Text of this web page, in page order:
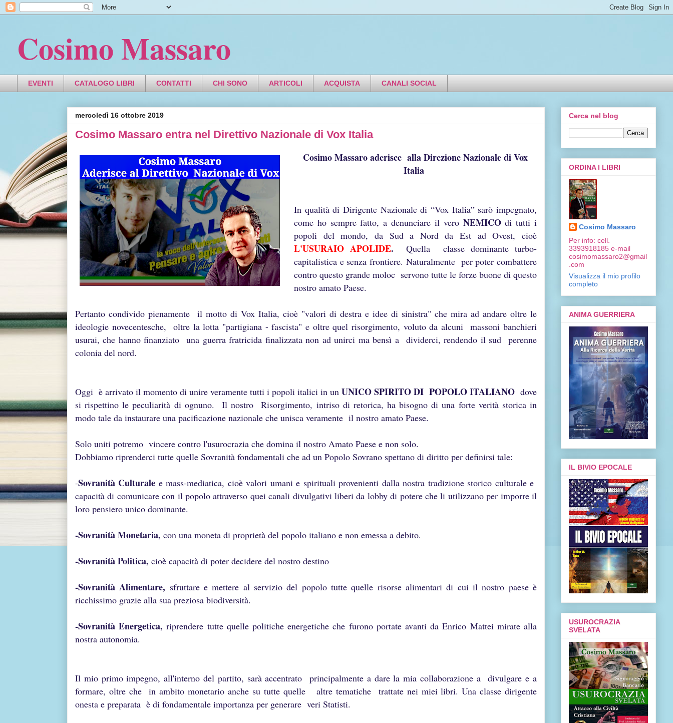
Cosimo Massaro
EVENTI CATALOGO LIBRI CONTATTI CHI SONO ARTICOLI ACQUISTA CANALI SOCIAL
mercoledì 16 ottobre 2019
Cosimo Massaro entra nel Direttivo Nazionale di Vox Italia
Cosimo Massaro aderisce alla Direzione Nazionale di Vox
Italia
In qualità di Dirigente Nazionale di “Vox Italia” sarò impegnato,
come ho sempre fatto, a denunciare il vero NEMICOdi tutti i
popoli del mondo, da Sud a Nord da Est ad Ovest, cioè
L'USURAIO APOLIDE. Quella classe dominante turbo-
capitalistica e senza frontiere. Naturalmente per poter combattere
contro questo grande moloc servono tutte le forze buone di questo
nostro amato Paese.
Pertanto condivido pienamente il motto di Vox Italia, cioè "valori di destra e idee di sinistra" che mira ad andare oltre le
ideologie novecentesche, oltre la lotta "partigiana - fascista" e oltre quel risorgimento, voluto da alcuni massoni banchieri
usurai, che hanno finanziato una guerra fratricida finalizzata non ad unirci ma bensì a dividerci, rendendo il sud perenne
colonia del nord.
Oggi è arrivato il momento di unire veramente tutti i popoli italici in un UNICO SPIRITO DI POPOLO ITALIANO dove
si rispettino le peculiarità di ognuno. Il nostro Risorgimento, intriso di retorica, ha bisogno di una forte verità storica in
modo tale da instaurare una pacificazione nazionale che unisca veramente il nostro amato Paese.
Solo uniti potremo vincere contro l'usurocrazia che domina il nostro Amato Paese e non solo.
Dobbiamo riprenderci tutte quelle Sovranità fondamentali che ad un Popolo Sovrano spettano di diritto per definirsi tale:
-Sovranità Culturale e mass-mediatica, cioè valori umani e spirituali provenienti dalla nostra tradizione storico culturale e
capacità di comunicare con il popolo attraverso quei canali divulgativi liberi da lobby di potere che li utilizzano per imporre il
loro pensiero unico dominante.
-Sovranità Monetaria, con una moneta di proprietà del popolo italiano e non emessa a debito.
-Sovranità Politica, cioè capacità di poter decidere del nostro destino
-Sovranità Alimentare, sfruttare e mettere al servizio del popolo tutte quelle risorse alimentari di cui il nostro paese è
ricchissimo grazie alla sua preziosa biodiversità.
-Sovranità Energetica, riprendere tutte quelle politiche energetiche che furono portate avanti da Enrico Mattei mirate alla
nostra autonomia.
Il mio primo impegno, all'interno del partito, sarà accentrato principalmente a dare la mia collaborazione a divulgare e a
formare, oltre che in ambito monetario anche su tutte quelle altre tematiche trattate nei miei libri. Una classe dirigente
onesta e preparata è di fondamentale importanza per generare veri Statisti.
Cerca nel blog
ORDINA I LIBRI
Cosimo Massaro
Per info: cell.
3393918185 e-mail
cosimomassaro2@gmail
.com
Visualizza il mio profilo
completo
ANIMA GUERRIERA
IL BIVIO EPOCALE
USUROCRAZIA
SVELATA